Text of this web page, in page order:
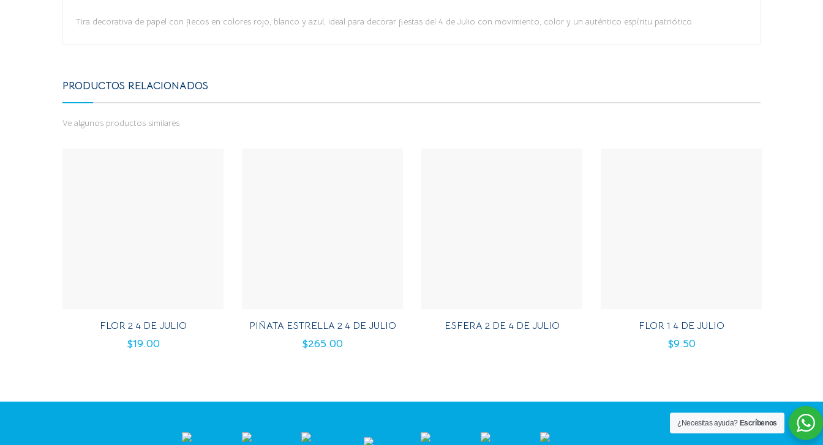
Tira decorativa de papel con flecos en colores rojo, blanco y azul, ideal para decorar fiestas del 4 de Julio con movimiento, color y un auténtico espíritu patriótico.
PRODUCTOS RELACIONADOS
Ve algunos productos similares
FLOR 2 4 DE JULIO
$19.00
PIÑATA ESTRELLA 2 4 DE JULIO
$265.00
ESFERA 2 DE 4 DE JULIO FLOR 1 4 DE JULIO
$9.50
¿Necesitas ayuda?Escríbenos